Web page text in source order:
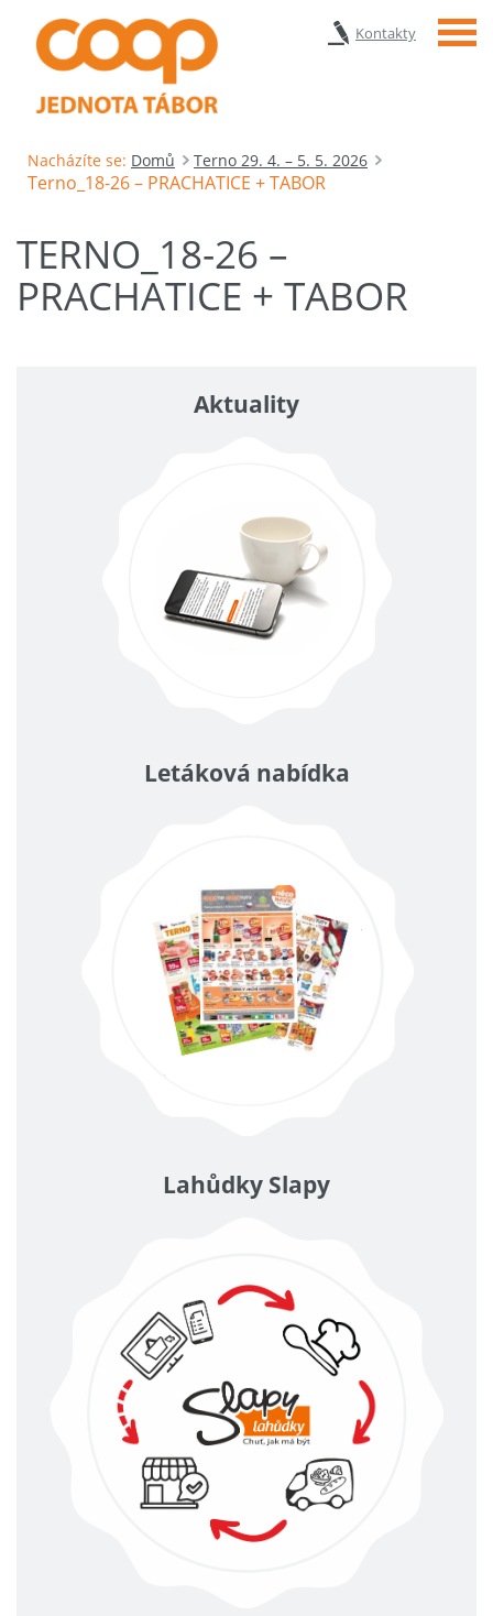
Kontakty Menu
Nacházíte se: Domů Terno 29. 4. – 5. 5. 2026
Terno_18-26 – PRACHATICE + TABOR
TERNO_18-26 –
PRACHATICE + TABOR
Aktuality
Letáková nabídka
Lahůdky Slapy